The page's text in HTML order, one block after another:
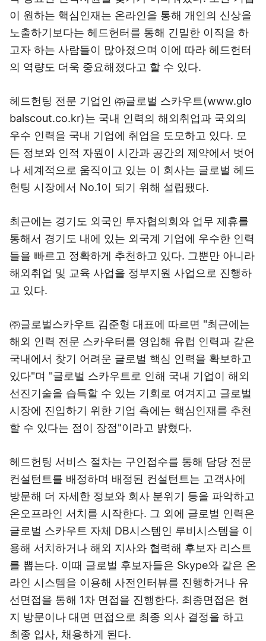
이 원하는 핵심인재는 온라인을 통해 개인의 신상을
노출하기보다는 헤드헌터를 통해 긴밀한 이직을 하
고자 하는 사람들이 많아졌으며 이에 따라 헤드헌터
의 역량도 더욱 중요해졌다고 할 수 있다.
헤드헌팅 전문 기업인 ㈜글로벌 스카우트(www.glo
balscout.co.kr)는 국내 인력의 해외취업과 국외의
우수 인력을 국내 기업에 취업을 도모하고 있다. 모
든 정보와 인적 자원이 시간과 공간의 제약에서 벗어
나 세계적으로 움직이고 있는 이 회사는 글로벌 헤드
헌팅 시장에서 No.1이 되기 위해 설립됐다.
최근에는 경기도 외국인 투자협의회와 업무 제휴를
통해서 경기도 내에 있는 외국계 기업에 우수한 인력
들을 빠르고 정확하게 추천하고 있다. 그뿐만 아니라
해외취업 및 교육 사업을 정부지원 사업으로 진행하
고 있다.
㈜글로벌스카우트 김준형 대표에 따르면 "최근에는
해외 인력 전문 스카우터를 영입해 유럽 인력과 같은
국내에서 찾기 어려운 글로벌 핵심 인력을 확보하고
있다"며 "글로벌 스카우트로 인해 국내 기업이 해외
선진기술을 습득할 수 있는 기회로 여겨지고 글로벌
시장에 진입하기 위한 기업 측에는 핵심인재를 추천
할 수 있다는 점이 장점"이라고 밝혔다.
헤드헌팅 서비스 절차는 구인접수를 통해 담당 전문
컨설턴트를 배정하며 배정된 컨설턴트는 고객사에
방문해 더 자세한 정보와 회사 분위기 등을 파악하고
온오프라인 서치를 시작한다. 그 외에 글로벌 인력은
글로벌 스카우트 자체 DB시스템인 루비시스템을 이
용해 서치하거나 해외 지사와 협력해 후보자 리스트
를 뽑는다. 이때 글로벌 후보자들은 Skype와 같은 온
라인 시스템을 이용해 사전인터뷰를 진행하거나 유
선면접을 통해 1차 면접을 진행한다. 최종면접은 현
지 방문이나 대면 면접으로 최종 의사 결정을 하고
최종 입사, 채용하게 된다.